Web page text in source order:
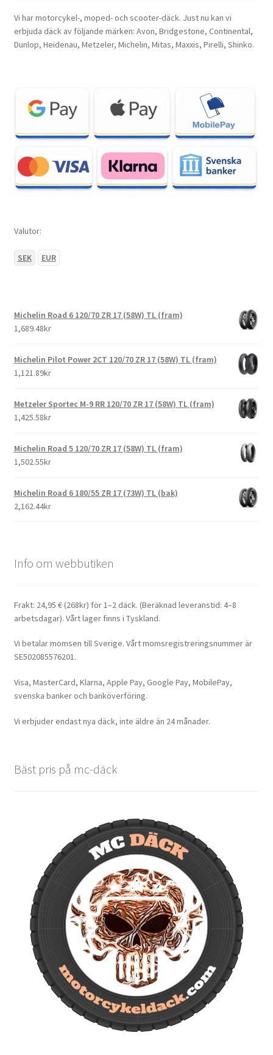
Vi har motorcykel-, moped- och scooter-däck. Just nu kan vi
erbjuda däck av följande märken: Avon, Bridgestone, Continental,
Dunlop, Heidenau, Metzeler, Michelin, Mitas, Maxxis, Pirelli, Shinko.
Valutor:
SEK EUR
Michelin Road 6 120/70 ZR 17 (58W) TL (fram)
1,689.48kr
Michelin Pilot Power 2CT 120/70 ZR 17 (58W) TL (fram)
1,121.89kr
Metzeler Sportec M-9 RR 120/70 ZR 17 (58W) TL (fram)
1,425.58kr
Michelin Road 5 120/70 ZR 17 (58W) TL (fram)
1,502.55kr
Michelin Road 6 180/55 ZR 17 (73W) TL (bak)
2,162.44kr
Info om webbutiken
Frakt: 24,95 € (268kr) för 1–2 däck. (Beräknad leveranstid: 4–8
arbetsdagar). Vårt lager finns i Tyskland.
Vi betalar momsen till Sverige. Vårt momsregistreringsnummer är
SE502085576201.
Visa, MasterCard, Klarna, Apple Pay, Google Pay, MobilePay,
svenska banker och banköverföring.
Vi erbjuder endast nya däck, inte äldre än 24 månader.
Bäst pris på mc-däck